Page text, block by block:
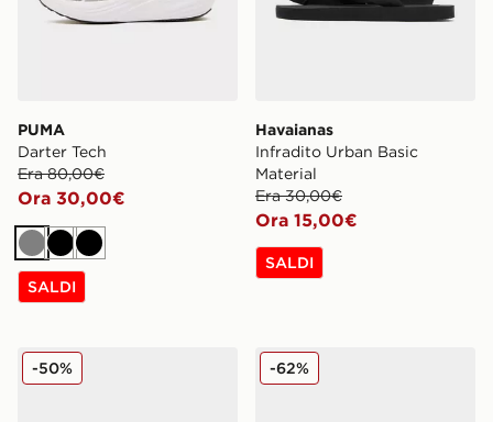
PUMA
Darter Tech
Era 80,00€
Ora 30,00€
Grigio
NeroNero
SALDI
Havaianas
Infradito Urban Basic
Material
Era 30,00€
Ora 15,00€
SALDI
adidas Originals Handball Spezial
-50% Reebok Classic Nylon 89
-62%